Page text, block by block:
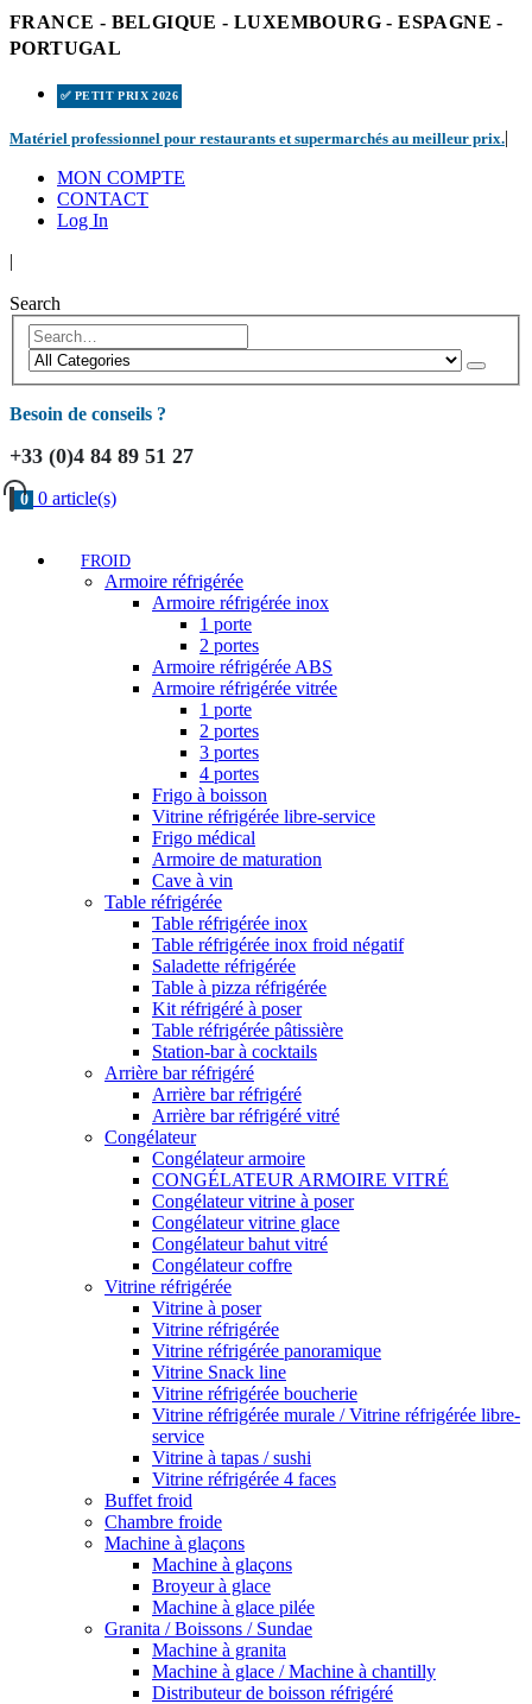
FRANCE - BELGIQUE - LUXEMBOURG - ESPAGNE -
PORTUGAL
✅ PETIT PRIX 2026
Matériel professionnel pour restaurants et supermarchés au meilleur prix.|
MON COMPTE
CONTACT
Log In
|
Search
Besoin de conseils ?
+33 (0)4 84 89 51 27
0 0 article(s)
FROID
Armoire réfrigérée
Armoire réfrigérée inox
1 porte
2 portes
Armoire réfrigérée ABS
Armoire réfrigérée vitrée
1 porte
2 portes
3 portes
4 portes
Frigo à boisson
Vitrine réfrigérée libre-service
Frigo médical
Armoire de maturation
Cave à vin
Table réfrigérée
Table réfrigérée inox
Table réfrigérée inox froid négatif
Saladette réfrigérée
Table à pizza réfrigérée
Kit réfrigéré à poser
Table réfrigérée pâtissière
Station-bar à cocktails
Arrière bar réfrigéré
Arrière bar réfrigéré
Arrière bar réfrigéré vitré
Congélateur
Congélateur armoire
CONGÉLATEUR ARMOIRE VITRÉ
Congélateur vitrine à poser
Congélateur vitrine glace
Congélateur bahut vitré
Congélateur coffre
Vitrine réfrigérée
Vitrine à poser
Vitrine réfrigérée
Vitrine réfrigérée panoramique
Vitrine Snack line
Vitrine réfrigérée boucherie
Vitrine réfrigérée murale / Vitrine réfrigérée libre-
service
Vitrine à tapas / sushi
Vitrine réfrigérée 4 faces
Buffet froid
Chambre froide
Machine à glaçons
Machine à glaçons
Broyeur à glace
Machine à glace pilée
Granita / Boissons / Sundae
Machine à granita
Machine à glace / Machine à chantilly
Distributeur de boisson réfrigéré